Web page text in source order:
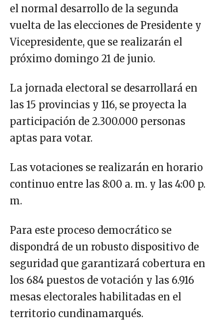
el normal desarrollo de la segunda
vuelta de las elecciones de Presidente y
Vicepresidente, que se realizarán el
próximo domingo 21 de junio.
La jornada electoral se desarrollará en
las 15 provincias y 116, se proyecta la
participación de 2.300.000 personas
aptas para votar.
Las votaciones se realizarán en horario
continuo entre las 8:00 a. m. y las 4:00 p.
m.
Para este proceso democrático se
dispondrá de un robusto dispositivo de
seguridad que garantizará cobertura en
los 684 puestos de votación y las 6.916
mesas electorales habilitadas en el
territorio cundinamarqués.